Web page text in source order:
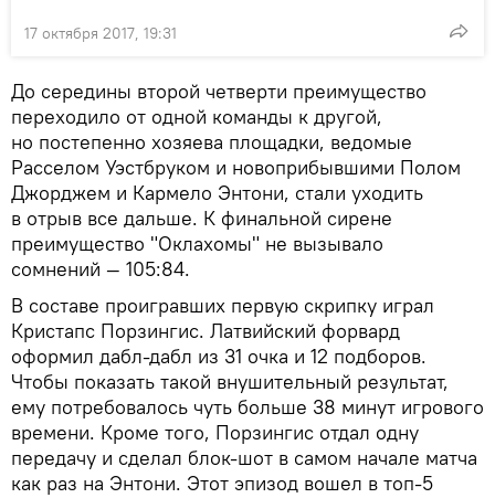
17 октября 2017, 19:31
До середины второй четверти преимущество
переходило от одной команды к другой,
но постепенно хозяева площадки, ведомые
Расселом Уэстбруком и новоприбывшими Полом
Джорджем и Кармело Энтони, стали уходить
в отрыв все дальше. К финальной сирене
преимущество "Оклахомы" не вызывало
сомнений — 105:84.
В составе проигравших первую скрипку играл
Кристапс Порзингис. Латвийский форвард
оформил дабл-дабл из 31 очка и 12 подборов.
Чтобы показать такой внушительный результат,
ему потребовалось чуть больше 38 минут игрового
времени. Кроме того, Порзингис отдал одну
передачу и сделал блок-шот в самом начале матча
как раз на Энтони. Этот эпизод вошел в топ-5